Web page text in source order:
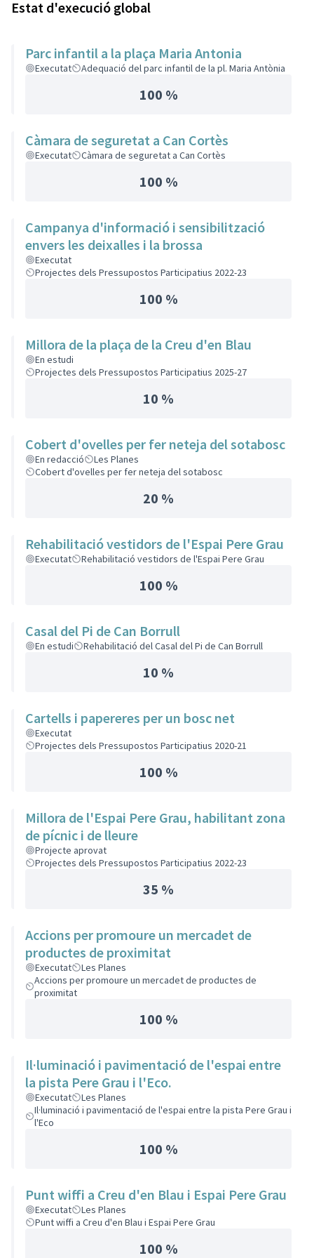
Estat d'execució global
Parc infantil a la plaça Maria Antonia
Executat Adequació del parc infantil de la pl. Maria Antònia
100 %
Càmara de seguretat a Can Cortès
Executat Càmara de seguretat a Can Cortès
100 %
Campanya d'informació i sensibilització
envers les deixalles i la brossa
Executat
Projectes dels Pressupostos Participatius 2022-23
100 %
Millora de la plaça de la Creu d'en Blau
En estudi
Projectes dels Pressupostos Participatius 2025-27
10 %
Cobert d'ovelles per fer neteja del sotabosc
En redacció
Les Planes
Cobert d'ovelles per fer neteja del sotabosc
20 %
Rehabilitació vestidors de l'Espai Pere Grau
Executat Rehabilitació vestidors de l'Espai Pere Grau
100 %
Casal del Pi de Can Borrull
En estudi Rehabilitació del Casal del Pi de Can Borrull
10 %
Cartells i papereres per un bosc net
Executat
Projectes dels Pressupostos Participatius 2020-21
100 %
Millora de l'Espai Pere Grau, habilitant zona
de pícnic i de lleure
Projecte aprovat
Projectes dels Pressupostos Participatius 2022-23
35 %
Accions per promoure un mercadet de
productes de proximitat
Executat
Les Planes
Accions per promoure un mercadet de productes de
proximitat
100 %
Il·luminació i pavimentació de l'espai entre
la pista Pere Grau i l'Eco.
Executat
Les Planes
Il·luminació i pavimentació de l'espai entre la pista Pere Grau i
l'Eco
100 %
Punt wiffi a Creu d'en Blau i Espai Pere Grau
Executat
Les Planes
Punt wiffi a Creu d'en Blau i Espai Pere Grau
100 %